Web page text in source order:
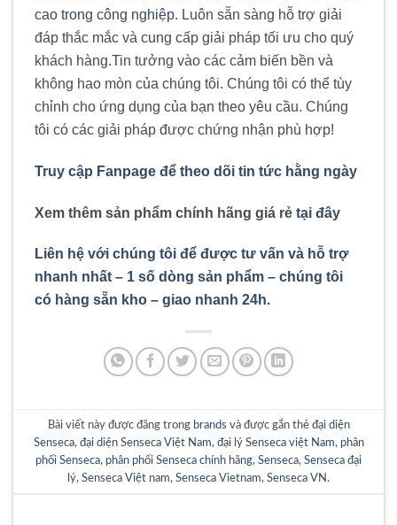
cao trong công nghiệp. Luôn sẵn sàng hỗ trợ giải
đáp thắc mắc và cung cấp giải pháp tối ưu cho quý
khách hàng.Tin tưởng vào các cảm biến bền và
không hao mòn của chúng tôi. Chúng tôi có thể tùy
chỉnh cho ứng dụng của bạn theo yêu cầu. Chúng
tôi có các giải pháp được chứng nhận phù hợp!
Truy cập Fanpage để theo dõi tin tức hằng ngày
Xem thêm sản phẩm chính hãng giá rẻ tại đây
Liên hệ với chúng tôi để được tư vấn và hỗ trợ
nhanh nhất – 1 số dòng sản phẩm – chúng tôi
có hàng sẵn kho – giao nhanh 24h.
Bài viết này được đăng trong brands và được gắn thẻ đại diện
Senseca, đại diện Senseca Việt Nam, đại lý Senseca việt Nam, phân
phối Senseca, phân phối Senseca chính hãng, Senseca, Senseca đại
lý, Senseca Việt nam, Senseca Vietnam, Senseca VN .